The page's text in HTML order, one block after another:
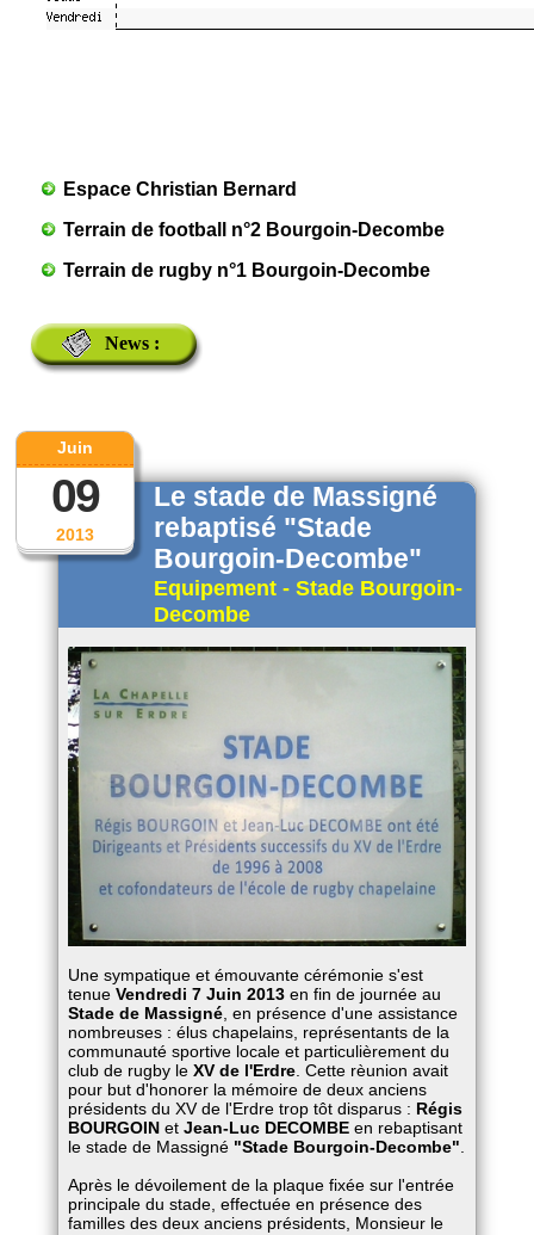
Espace Christian Bernard
Terrain de football n°2 Bourgoin-Decombe
Terrain de rugby n°1 Bourgoin-Decombe
News :
2013
Juin
09
Le stade de Massigné
rebaptisé "Stade
Bourgoin-Decombe"
Equipement - Stade Bourgoin-
Decombe
Une sympatique et émouvante cérémonie s'est
tenue Vendredi 7 Juin 2013en fin de journée au
Stade de Massigné, en présence d'une assistance
nombreuses : élus chapelains, représentants de la
communauté sportive locale et particulièrement du
club de rugby le XV de l'Erdre. Cette rèunion avait
pour but d'honorer la mémoire de deux anciens
présidents du XV de l'Erdre trop tôt disparus : Régis
BOURGOINet Jean-Luc DECOMBEen rebaptisant
le stade de Massigné "Stade Bourgoin-Decombe"
Après le dévoilement de la plaque fixée sur l'entrée
principale du stade, effectuée en présence des
familles des deux anciens présidents, Monsieur le